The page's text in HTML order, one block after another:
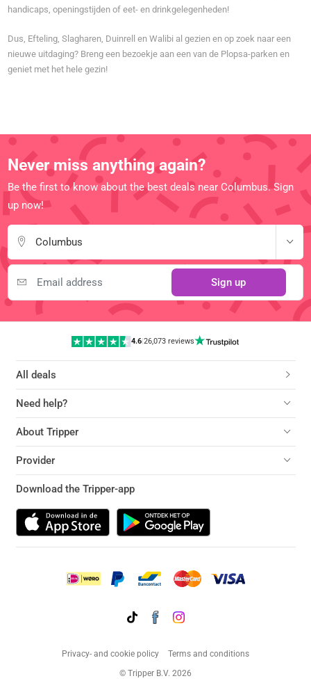
handicaps, openingstijden of eet- en drinkgelegenheden!
Dus, Efteling, Slagharen, Duinrell en Walibi al gezien en op zoek naar een
nieuwe uitdaging? Breng een bezoekje aan een van de Plopsa-parken en
geniet met het hele gezin!
Never miss anything again?
Be the first to know about the best deals near Columbus. Sign
up now!
Columbus
Sign up
4.6| 26,073 reviews
All deals
Need help?
About Tripper
Provider
Download the Tripper-app
Privacy- and cookie policy
Terms and conditions
© Tripper B.V. 2026